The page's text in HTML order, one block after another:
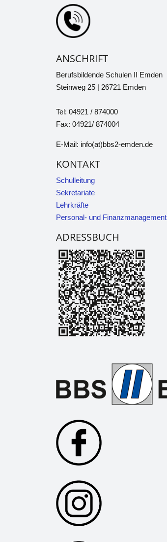
ANSCHRIFT
Berufsbildende Schulen II Emden
Steinweg 25 | 26721 Emden
Tel: 04921 / 874000
Fax: 04921/ 874004
E-Mail: info(at)bbs2-emden.de
KONTAKT
Schulleitung
Sekretariate
Lehrkräfte
Personal- und Finanzmanagement
ADRESSBUCH